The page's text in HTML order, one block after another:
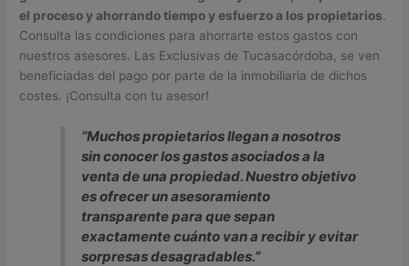
el proceso y ahorrando tiempo y esfuerzo a los propietarios.
Consulta las condiciones para ahorrarte estos gastos con
nuestros asesores. Las Exclusivas de Tucasacórdoba, se ven
beneficiadas del pago por parte de la inmobiliaria de dichos
costes. ¡Consulta con tu asesor!
“Muchos propietarios llegan a nosotros
sin conocer los gastos asociados a la
venta de una propiedad. Nuestro objetivo
es ofrecer un asesoramiento
transparente para que sepan
exactamente cuánto van a recibir y evitar
sorpresas desagradables.”